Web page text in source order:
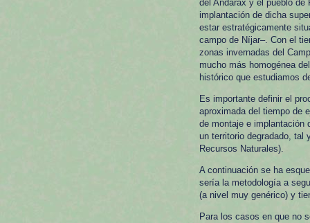
del Andarax y el pueblo de
implantación de dicha
estar estratégicamente
campo de Níjar–. Con el
zonas invernadas del
mucho más homogénea
histórico que estudiamos
Es importante definir el
aproximada del tiempo de
de montaje e implantación
un territorio degradado, tal
Recursos Naturales).
A continuación se ha
sería la metodología a
(a nivel muy genérico) y
Para los casos en que no